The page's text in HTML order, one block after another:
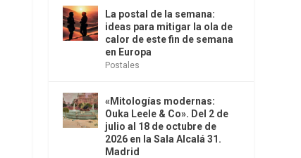
La postal de la semana:
ideas para mitigar la ola de
calor de este fin de semana
en Europa
Postales
«Mitologías modernas:
Ouka Leele & Co». Del 2 de
julio al 18 de octubre de
2026 en la Sala Alcalá 31.
Madrid